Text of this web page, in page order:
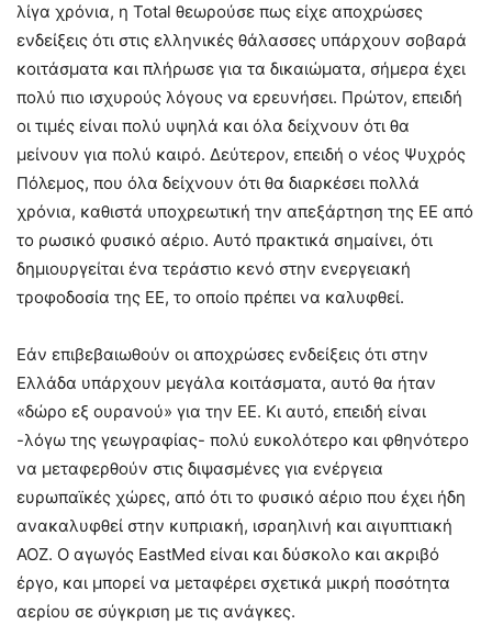
λίγα χρόνια, η Total θεωρούσε πως είχε αποχρώσες
ενδείξεις ότι στις ελληνικές θάλασσες υπάρχουν σοβαρά
κοιτάσματα και πλήρωσε για τα δικαιώματα, σήμερα έχει
πολύ πιο ισχυρούς λόγους να ερευνήσει. Πρώτον, επειδή
οι τιμές είναι πολύ υψηλά και όλα δείχνουν ότι θα
μείνουν για πολύ καιρό. Δεύτερον, επειδή ο νέος Ψυχρός
Πόλεμος, που όλα δείχνουν ότι θα διαρκέσει πολλά
χρόνια, καθιστά υποχρεωτική την απεξάρτηση της ΕΕ από
το ρωσικό φυσικό αέριο. Αυτό πρακτικά σημαίνει, ότι
δημιουργείται ένα τεράστιο κενό στην ενεργειακή
τροφοδοσία της ΕΕ, το οποίο πρέπει να καλυφθεί.
Εάν επιβεβαιωθούν οι αποχρώσες ενδείξεις ότι στην
Ελλάδα υπάρχουν μεγάλα κοιτάσματα, αυτό θα ήταν
«δώρο εξ ουρανού» για την ΕΕ. Κι αυτό, επειδή είναι
-λόγω της γεωγραφίας- πολύ ευκολότερο και φθηνότερο
να μεταφερθούν στις διψασμένες για ενέργεια
ευρωπαϊκές χώρες, από ότι το φυσικό αέριο που έχει ήδη
ανακαλυφθεί στην κυπριακή, ισραηλινή και αιγυπτιακή
ΑΟΖ. Ο αγωγός EastMed είναι και δύσκολο και ακριβό
έργο, και μπορεί να μεταφέρει σχετικά μικρή ποσότητα
αερίου σε σύγκριση με τις ανάγκες.